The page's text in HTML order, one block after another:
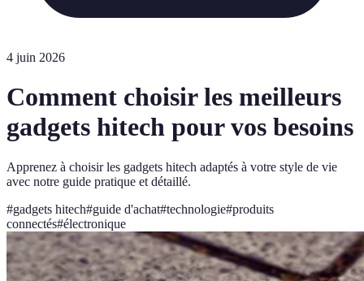
4 juin 2026
Comment choisir les meilleurs
gadgets hitech pour vos besoins
Apprenez à choisir les gadgets hitech adaptés à votre style de vie
avec notre guide pratique et détaillé.
#gadgets hitech#guide d'achat#technologie#produits
connectés#électronique